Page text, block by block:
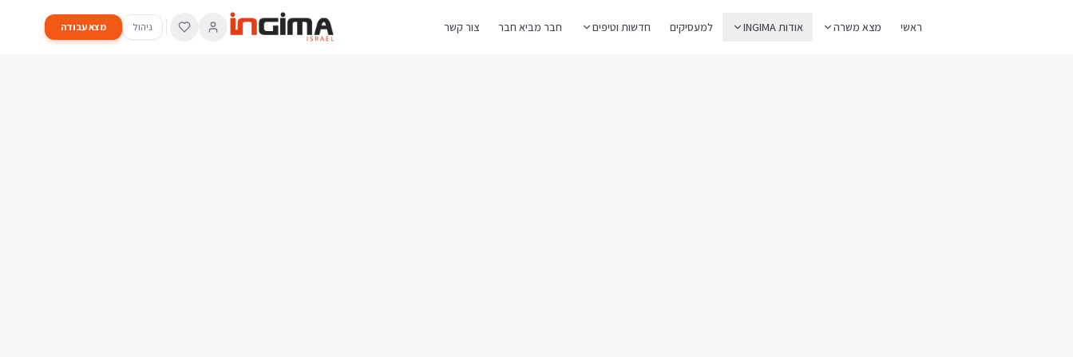
ראשי מצא משרה אודות INGIMA למעסיקים חדשות וטיפים חבר מביא חבר צור קשר ניהול מצא עבודה